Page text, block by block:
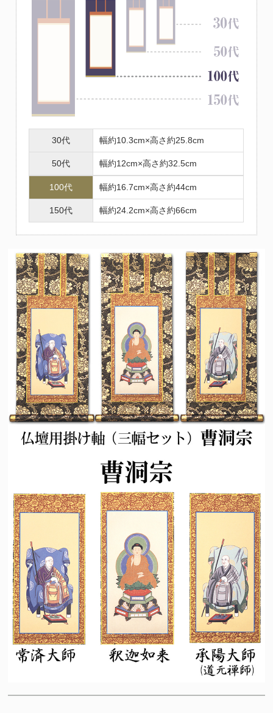
30代 幅約10.3cm×高さ約25.8cm
50代 幅約12cm×高さ約32.5cm
100代 幅約16.7cm×高さ約44cm
150代 幅約24.2cm×高さ約66cm